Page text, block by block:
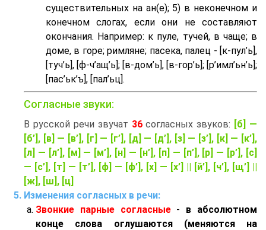
существительных на ан(е); 5) в неконечном и
конечном слогах, если они не составляют
окончания. Например: к пуле, тучей, в чаще; в
доме, в горе; римляне; пасека, палец - [к-пул’ь],
[туч’ь], [ф-ч’aщ’ь]; [в-дом’ь], [в-гор’ь]; [р’имл’ьн’ь];
[пас’ьк’ъ], [пал’ьц].
Согласные звуки:
В русской речи звучат 36согласных звуков: [б] —
[б’], [в] — [в’], [г] — [г’], [д] — [д’], [з] — [з’], [к] — [к’],
[л] — [л’], [м] — [м’], [н] — [н’], [п] — [п’], [р] — [р’], [с]
— [с’], [т] — [т’], [ф] — [ф’], [х] — [х’] || [й’], [ч’], [щ’] ||
[ж], [ш], [ц]
Изменения согласных в речи:
Звонкие парные согласные- в абсолютном
конце слова оглушаются (меняются на